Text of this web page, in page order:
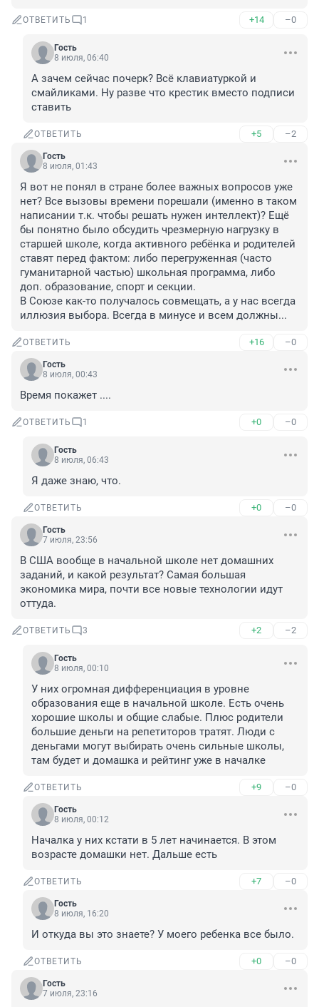
ОТВЕТИТЬ 1 +14 –0
Гость
8 июля, 06:40
А зачем сейчас почерк? Всё клавиатуркой и
смайликами. Ну разве что крестик вместо подписи
ставить
ОТВЕТИТЬ +5 –2
Гость
8 июля, 01:43
Я вот не понял в стране более важных вопросов уже
нет? Все вызовы времени порешали (именно в таком
написании т.к. чтобы решать нужен интеллект)? Ещё
бы понятно было обсудить чрезмерную нагрузку в
старшей школе, когда активного ребёнка и родителей
ставят перед фактом: либо перегруженная (часто
гуманитарной частью) школьная программа, либо
доп. образование, спорт и секции.
В Союзе как-то получалось совмещать, а у нас всегда
иллюзия выбора. Всегда в минусе и всем должны...
ОТВЕТИТЬ +16 –0
Гость
8 июля, 00:43
Время покажет ....
ОТВЕТИТЬ 1 +0 –0
Гость
8 июля, 06:43
Я даже знаю, что.
ОТВЕТИТЬ +0 –0
Гость
7 июля, 23:56
В США вообще в начальной школе нет домашних
заданий, и какой результат? Самая большая
экономика мира, почти все новые технологии идут
оттуда.
ОТВЕТИТЬ 3 +2 –2
Гость
8 июля, 00:10
У них огромная дифференциация в уровне
образования еще в начальной школе. Есть очень
хорошие школы и общие слабые. Плюс родители
большие деньги на репетиторов тратят. Люди с
деньгами могут выбирать очень сильные школы,
там будет и домашка и рейтинг уже в началке
ОТВЕТИТЬ +9 –0
Гость
8 июля, 00:12
Началка у них кстати в 5 лет начинается. В этом
возрасте домашки нет. Дальше есть
ОТВЕТИТЬ +7 –0
Гость
8 июля, 16:20
И откуда вы это знаете? У моего ребенка все было.
ОТВЕТИТЬ +0 –0
Гость
7 июля, 23:16